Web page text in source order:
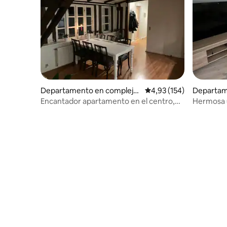
Departamento en complejo
residencial en Odense
Calificación promedio:
4,93 (154)
Encantador apartamento en el centro,
Hermosa